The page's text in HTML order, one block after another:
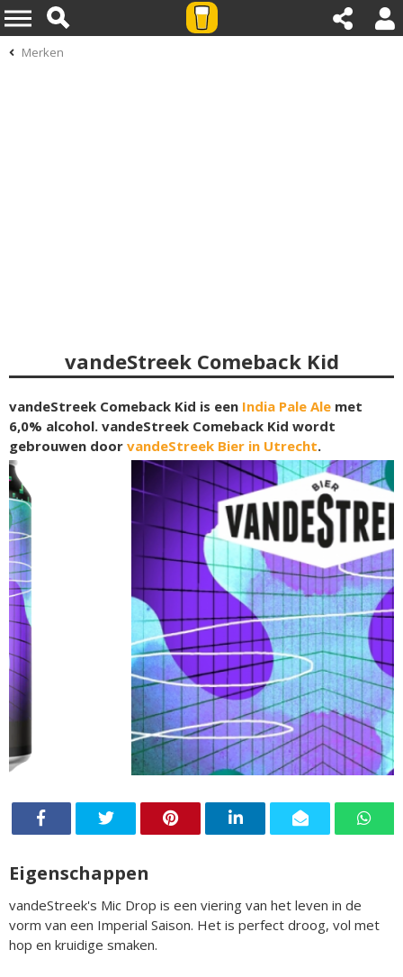
Merken
vandeStreek Comeback Kid
vandeStreek Comeback Kid is een India Pale Ale met
6,0% alcohol. vandeStreek Comeback Kid wordt
gebrouwen door vandeStreek Bier in Utrecht.
Eigenschappen
vandeStreek's Mic Drop is een viering van het leven in de
vorm van een Imperial Saison. Het is perfect droog, vol met
hop en kruidige smaken.